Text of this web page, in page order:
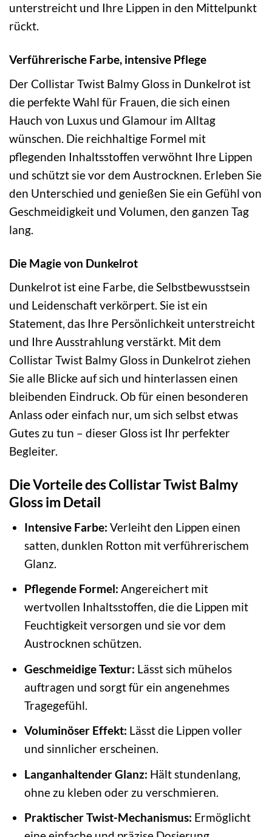
unterstreicht und Ihre Lippen in den Mittelpunkt
rückt.
Verführerische Farbe, intensive Pflege
Der Collistar Twist Balmy Gloss in Dunkelrot ist
die perfekte Wahl für Frauen, die sich einen
Hauch von Luxus und Glamour im Alltag
wünschen. Die reichhaltige Formel mit
pflegenden Inhaltsstoffen verwöhnt Ihre Lippen
und schützt sie vor dem Austrocknen. Erleben Sie
den Unterschied und genießen Sie ein Gefühl von
Geschmeidigkeit und Volumen, den ganzen Tag
lang.
Die Magie von Dunkelrot
Dunkelrot ist eine Farbe, die Selbstbewusstsein
und Leidenschaft verkörpert. Sie ist ein
Statement, das Ihre Persönlichkeit unterstreicht
und Ihre Ausstrahlung verstärkt. Mit dem
Collistar Twist Balmy Gloss in Dunkelrot ziehen
Sie alle Blicke auf sich und hinterlassen einen
bleibenden Eindruck. Ob für einen besonderen
Anlass oder einfach nur, um sich selbst etwas
Gutes zu tun – dieser Gloss ist Ihr perfekter
Begleiter.
Die Vorteile des Collistar Twist Balmy
Gloss im Detail
Intensive Farbe: Verleiht den Lippen einen
satten, dunklen Rotton mit verführerischem
Glanz.
Pflegende Formel: Angereichert mit
wertvollen Inhaltsstoffen, die die Lippen mit
Feuchtigkeit versorgen und sie vor dem
Austrocknen schützen.
Geschmeidige Textur: Lässt sich mühelos
auftragen und sorgt für ein angenehmes
Tragegefühl.
Voluminöser Effekt: Lässt die Lippen voller
und sinnlicher erscheinen.
Langanhaltender Glanz: Hält stundenlang,
ohne zu kleben oder zu verschmieren.
Praktischer Twist-Mechanismus: Ermöglicht